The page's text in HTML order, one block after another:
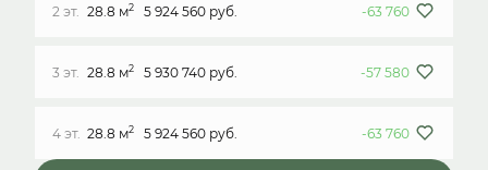
2 эт. 28.8 м2 5 924 560 руб. -63 760
3 эт. 28.8 м2 5 930 740 руб. -57 580
4 эт. 28.8 м2 5 924 560 руб. -63 760